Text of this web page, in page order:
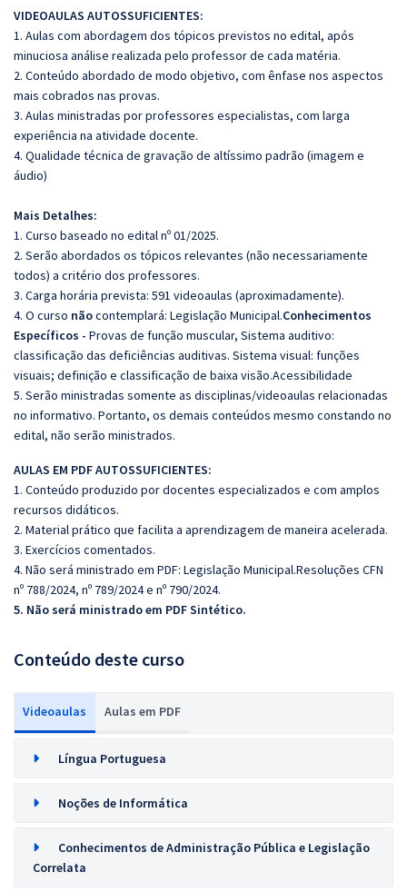
VIDEOAULAS AUTOSSUFICIENTES:
1. Aulas com abordagem dos tópicos previstos no edital, após
minuciosa análise realizada pelo professor de cada matéria.
2. Conteúdo abordado de modo objetivo, com ênfase nos aspectos
mais cobrados nas provas.
3. Aulas ministradas por professores especialistas, com larga
experiência na atividade docente.
4. Qualidade técnica de gravação de altíssimo padrão (imagem e
áudio)
Mais Detalhes:
1. Curso baseado no edital nº 01/2025.
2. Serão abordados os tópicos relevantes (não necessariamente
todos) a critério dos professores.
3. Carga horária prevista: 591 videoaulas (aproximadamente).
4. O curso nãocontemplará: Legislação Municipal.Conhecimentos
Específicos - Provas de função muscular, Sistema auditivo:
classificação das deficiências auditivas. Sistema visual: funções
visuais; definição e classificação de baixa visão.Acessibilidade
5. Serão ministradas somente as disciplinas/videoaulas relacionadas
no informativo. Portanto, os demais conteúdos mesmo constando no
edital, não serão ministrados.
AULAS EM PDF AUTOSSUFICIENTES:
1. Conteúdo produzido por docentes especializados e com amplos
recursos didáticos.
2. Material prático que facilita a aprendizagem de maneira acelerada.
3. Exercícios comentados.
4. Não será ministrado em PDF: Legislação Municipal.Resoluções CFN
nº 788/2024, nº 789/2024 e nº 790/2024.
5. Não será ministrado em PDF Sintético.
Conteúdo deste curso
Videoaulas Aulas em PDF
Língua Portuguesa
Noções de Informática
Conhecimentos de Administração Pública e Legislação
Correlata